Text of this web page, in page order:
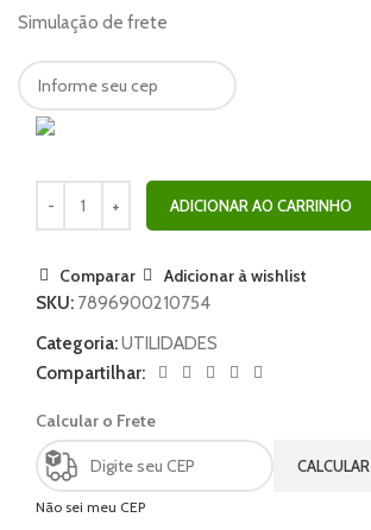
Simulação de frete
ADICIONAR AO CARRINHO
Comparar
Adicionar à wishlist
SKU: 7896900210754
Categoria:UTILIDADES
Compartilhar:
Calcular o Frete
CALCULAR
Não sei meu CEP